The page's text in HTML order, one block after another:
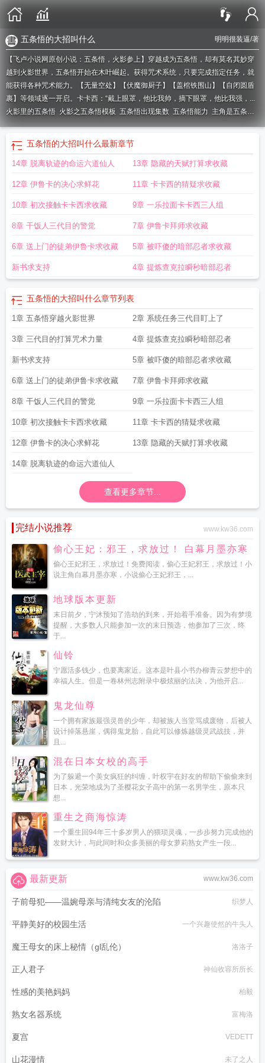
明明很装逼/著
五条悟的大招叫什么
【飞卢小说网原创小说：五条悟，火影参上】穿越成为五条悟，却有莫名其妙穿
越到火影世界，五条悟开始在木叶崛起。获得咒术系统，只要完成指定任务，就
能获得各种咒术能力。【无量空处】【伏魔御厨子】【盖棺铁围山】【自闭圆盾
裹】等领域逐一开启。卡卡西：“戴上眼罩，他比我帅，摘下眼罩，他比我强，...
火影里的五条悟 火影之五条悟模板 五条悟出现集数 五条悟能力 主角是五条悟
的火影在火影扮演五条悟的死神vs火影五条悟版五条悟shf火影开局五条
五条悟出现的集数 五条悟死了相当于什么火影
强 五条悟到底是谁
统火影开局扮演五条悟像素火影五条悟五条悟火影参上人在火影 开局扮演五
五条悟模板 五条悟在火影中的战力 五条悟的大招是什么火影融合五条悟
vs火影有五条悟版五条悟穿越到火影 五条悟的招数五条悟在火影里面是什么水
条悟登场五条悟吗五条悟的术 五条悟了五条悟在火影里面什么水平
合五条悟 火影忍者五条悟五条悟出自哪里 五条悟来到火影人在火影开局五条
开局五条悟模板
在火影加载五条悟面板五条悟相当于火影里的谁五条悟穿越火
影五条悟穿火影火影扮演五条悟的火影扮演五条悟火影观影五条悟五条悟出
自五条悟的大招叫什么 五条悟一五条悟是火影里的人物吗
域五条悟在火影里面什么实力火影开局扮演五条悟免费五条悟到底多强五条
悟多强死神VS火影五条悟火影五条悟头像
五条悟的大招叫什么最新章节
14章 脱离轨迹的命运六道仙人 13章 隐藏的天赋打算求收藏
12章 伊鲁卡的决心求鲜花 11章 卡卡西的猜疑求收藏
10章 初次接触卡卡西求收藏 9章 一乐拉面卡卡西三人组
8章 干饭人三代目的警觉 7章 伊鲁卡拜师求收藏
6章 送上门的徒弟伊鲁卡求收藏 5章 被吓傻的暗部忍者求收藏
新书求支持 4章 提炼查克拉瞬秒暗部忍者
五条悟的大招叫什么章节列表
1章 五条悟穿越火影世界 2章 系统任务三代目盯上了
3章 三代目的打算咒术力量 4章 提炼查克拉瞬秒暗部忍者
新书求支持 5章 被吓傻的暗部忍者求收藏
6章 送上门的徒弟伊鲁卡求收藏 7章 伊鲁卡拜师求收藏
8章 干饭人三代目的警觉 9章 一乐拉面卡卡西三人组
10章 初次接触卡卡西求收藏 11章 卡卡西的猜疑求收藏
12章 伊鲁卡的决心求鲜花 13章 隐藏的天赋打算求收藏
14章 脱离轨迹的命运六道仙人
查看更多章节...
完结小说推荐 www.kw36.com
偷心王妃：邪王，求放过！ 白幕月墨亦寒
偷心王妃邪王，求放过！免费阅读，偷心王妃邪王，求放过！小
说主角白幕月墨亦寒，小说偷心王妃邪王，...
地球版本更新
末日前夕，宁沐预知了浩劫的到来，开始着手准备。因为有梦境
提醒，大多数人只能参加一次的末日预选，他参加了三次，终
于...
仙铃
宁愿活多钱少，也要离家近。这本是叶县小书办柳青云梦想中的
幸福人生。但是一卷林州志附录中极炫丽的法决，为他开启...
鬼龙仙尊
一个拥有家族最强灵兽的少年，却被族人当堂骂成废物，后被人
设计掉落悬崖，偶得鬼龙胎，自此可以修炼越级灵武战技，并
且...
混在日本女校的高手
为了躲避一个美女疯狂的纠缠，叶权宇在好友的帮助下偷偷来到
日本，光荣地成为了圣樱花女子高中的第一名男学生，原本只
想...
重生之商海惊涛
一个重生回94年三十多岁男人的猥琐灵魂，一步步努力完成他的
发财大计，与此同时和众多美丽的母女萝莉熟女产生一段...
www.kw36.com
最新更新
子前母犯——温婉母亲与清纯女友的沦陷 织梦人
平静美好的校园生活 一个兴趣使然的牛头人
魔王母女的床上秘情（gl乱伦） 洛洛子
正人君子 神仙收容所所长
性感的美艳妈妈 柏毅
熟女名器系统 富梅洛
夏宫 VEDETT
山花漫情 未了之人